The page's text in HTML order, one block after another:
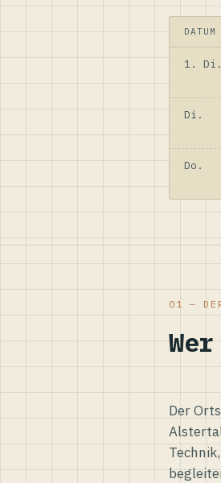
DATUM
1. Di.
Di.
Do.
01 —
Der